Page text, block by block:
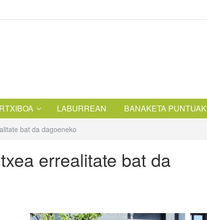
LABURREAN BANAKETA PUNTUAK
bat da dagoeneko
errealitate bat da